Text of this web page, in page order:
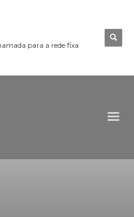
para a rede fixa